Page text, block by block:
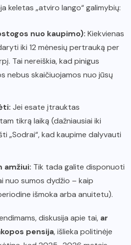
keletas „atviro lango“ galimybių:
nuo kaupimo): Kiekvienas
iki 12 mėnesių pertrauką per
Tai nereiškia, kad pinigus
nebus skaičiuojamos nuo jūsų
Jei esate įtrauktas
tikrą laiką (dažniausiai iki
„Sodrai“, kad kaupime dalyvauti
amžiui: Tik tada galite disponuoti
nuo sumos dydžio – kaip
išmoka arba anuitetu).
diskusija apie tai, ar
pensija, išlieka politinėje